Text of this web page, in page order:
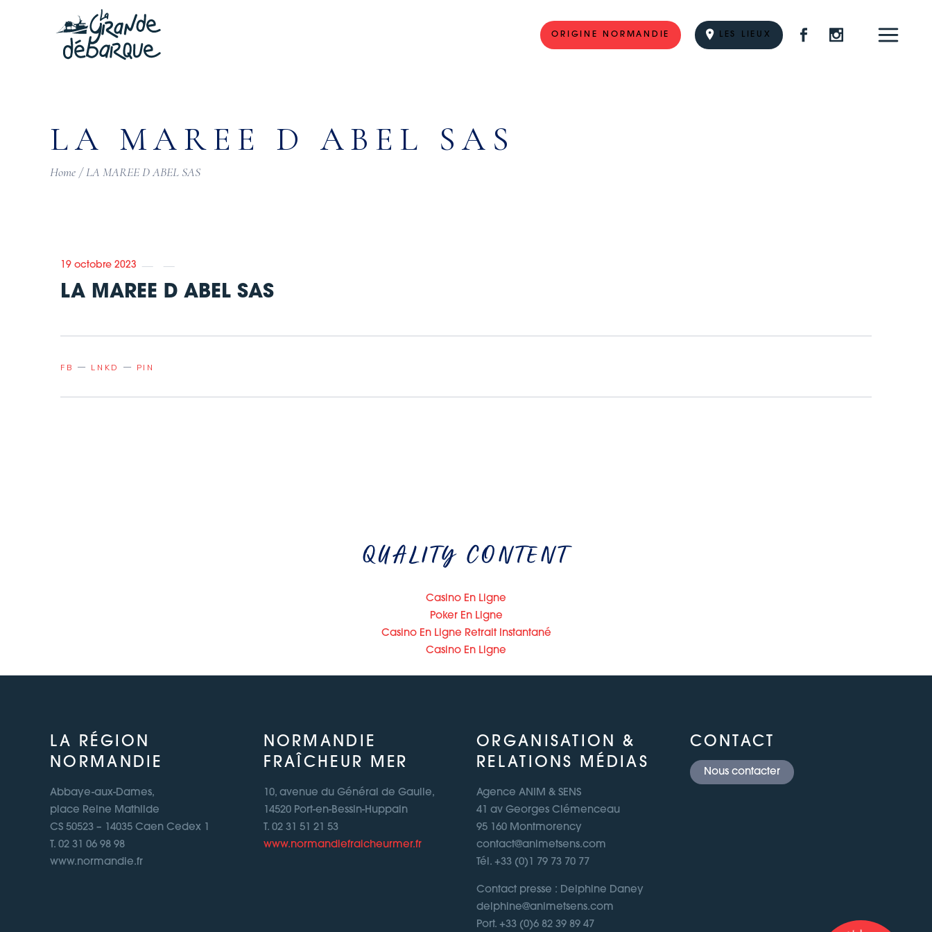
ORIGINE NORMANDIE LES LIEUX
LA MAREE D ABEL SAS
Home LA MAREE D ABEL SAS
19 octobre 2023
LA MAREE D ABEL SAS
FB LNKD PIN
QUALITY CONTENT
Casino En Ligne
Poker En Ligne
Casino En Ligne Retrait Instantané
Casino En Ligne
LA RÉGION
NORMANDIE
Abbaye-aux-Dames,
place Reine Mathilde
CS 50523 – 14035 Caen Cedex 1
T. 02 31 06 98 98
www.normandie.fr
NORMANDIE
FRAÎCHEUR MER
10, avenue du Général de Gaulle,
14520 Port-en-Bessin-Huppain
T. 02 31 51 21 53
www.normandiefraicheurmer.fr
ORGANISATION &
RELATIONS MÉDIAS
Agence ANIM & SENS
41 av Georges Clémenceau
95 160 Montmorency
contact@animetsens.com
Tél. +33 (0)1 79 73 70 77
Contact presse : Delphine Daney
delphine@animetsens.com
Port. +33 (0)6 82 39 89 47
CONTACT
Nous contacter